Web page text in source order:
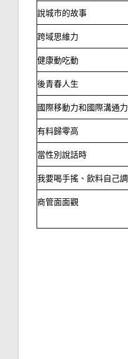
說城市的故事
跨域思維力
健康動吃動
後青春人生
國際移動力和國際溝通力
有料歸零高
當性別說話時
我要喝手搖、飲料自己調
商管面面觀